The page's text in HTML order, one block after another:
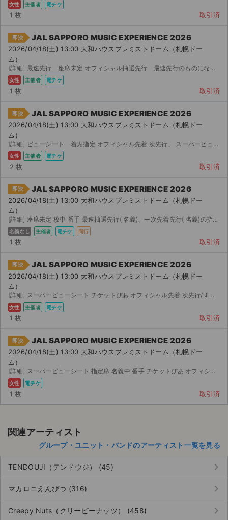
女性 主催者 電チケ
1 枚 取引済
即決 JAL SAPPORO MUSIC EXPERIENCE 2026
2026/04/18(土) 13:00 大和ハウスプレミストドーム（札幌ドー
ム）
[詳細] 最速先行 座席未定 オフィシャル抽選先行 最速先行のものになります。 座席表示前にお譲り可能 ...
女性 主催者 電チケ
1 枚 取引済
即決 JAL SAPPORO MUSIC EXPERIENCE 2026
2026/04/18(土) 13:00 大和ハウスプレミストドーム（札幌ドー
ム）
[詳細] ビューシート 着席指定 オフィシャル先着 次先行、 スーパービューシート、電子チケ...
女性 主催者 電チケ
2 枚 取引済
即決 JAL SAPPORO MUSIC EXPERIENCE 2026
2026/04/18(土) 13:00 大和ハウスプレミストドーム（札幌ドー
ム）
[詳細] 座席未定 枚中 番手 最速抽選先行( 名義)、一次先着先行( 名義)の指定席を所持しているた...
名義なし 主催者 電チケ 同行
1 枚 取引済
即決 JAL SAPPORO MUSIC EXPERIENCE 2026
2026/04/18(土) 13:00 大和ハウスプレミストドーム（札幌ドー
ム）
[詳細] スーパービューシート チケットぴあ オフィシャル先着 次先行/すり替えなし スーパービューシー...
女性 主催者 電チケ
1 枚 取引済
即決 JAL SAPPORO MUSIC EXPERIENCE 2026
2026/04/18(土) 13:00 大和ハウスプレミストドーム（札幌ドー
ム）
[詳細] スーパービューシート 指定席 名義中 番手 チケットぴあ オフィシャル先着 次先行/す...
女性 電チケ
1 枚 取引済
関連アーティスト
グループ・ユニット・バンドのアーティスト一覧を見る
TENDOUJI（テンドウジ） (45) keyboard_arrow_right
マカロニえんぴつ (316) keyboard_arrow_right
Creepy Nuts（クリーピーナッツ） (458) keyboard_arrow_right